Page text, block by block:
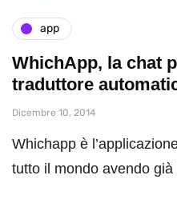
app
WhichApp, la chat
traduttore
Dicembre 10, 2014
Whichapp è
tutto il mondo avendo